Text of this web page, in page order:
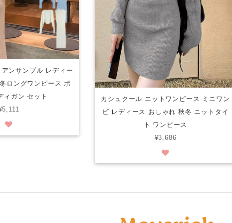
ンサンブル レディー
ロングワンピース ボ
ィガン セット
カシュクール ニットワンピース ミニワン
ピ レディース おしゃれ 秋冬 ニットタイ
ト ワンピース
¥3,686